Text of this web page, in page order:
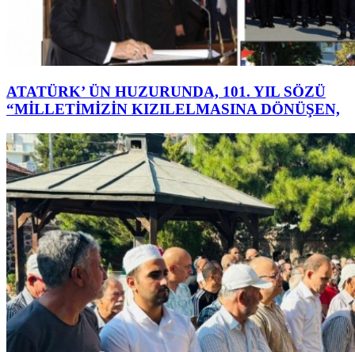
ATATÜRK’ ÜN HUZURUNDA, 101. YIL SÖZÜ
“MİLLETİMİZİN KIZILELMASINA DÖNÜŞEN,